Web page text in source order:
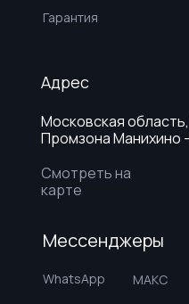
Адрес
Гарантия
Московская
Промзона Манихино
Смотреть на
карте
Мессенджеры
МАКС
WhatsApp